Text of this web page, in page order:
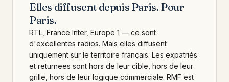
Elles diffusent depuis Paris. Pour
Paris.
RTL, France Inter, Europe 1 — ce sont
d'excellentes radios. Mais elles diffusent
uniquement sur le territoire français. Les expatriés
et returnees sont hors de leur cible, hors de leur
grille, hors de leur logique commerciale. RMF est